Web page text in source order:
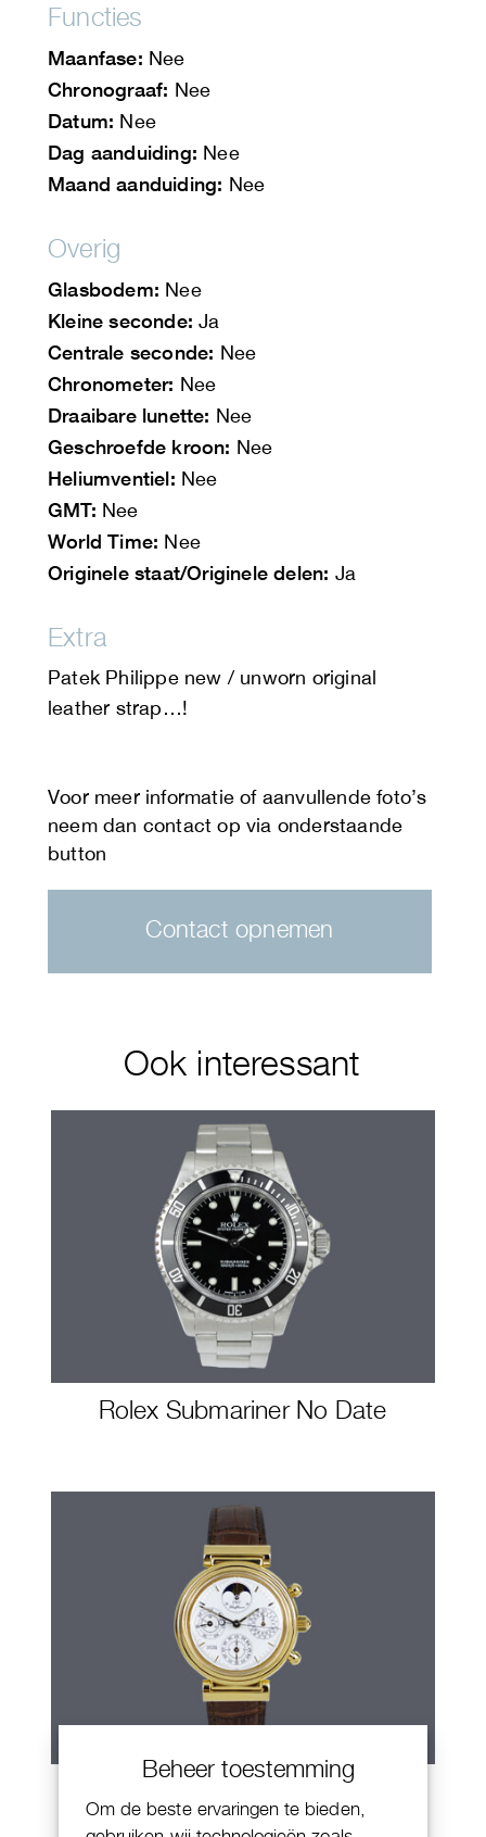
Beheer toestemming
Om de beste ervaringen te bieden,
Functies
Maanfase: Nee
Chronograaf: Nee
Datum: Nee
Dag aanduiding: Nee
Maand aanduiding: Nee
Overig
Glasbodem: Nee
Kleine seconde: Ja
Centrale seconde: Nee
Chronometer: Nee
Draaibare lunette: Nee
Geschroefde kroon: Nee
Heliumventiel: Nee
GMT: Nee
World Time: Nee
Originele staat/Originele delen: Ja
Extra
Patek Philippe new / unworn original
leather strap…!
Contact opnemen
Ook interessant
Rolex Submariner No Date